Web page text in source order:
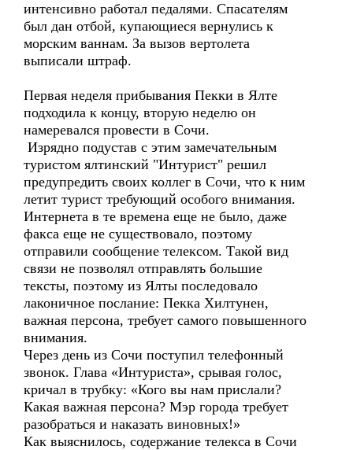
интенсивно работал педалями. Спасателям
был дан отбой, купающиеся вернулись к
морским ваннам. За вызов вертолета
выписали штраф.
Первая неделя прибывания Пекки в Ялте
подходила к концу, вторую неделю он
намеревался провести в Сочи.
Изрядно подустав с этим замечательным
туристом ялтинский "Интурист" решил
предупредить своих коллег в Сочи, что к ним
летит турист требующий особого внимания.
Интернета в те времена еще не было, даже
факса еще не существовало, поэтому
отправили сообщение телексом. Такой вид
связи не позволял отправлять большие
тексты, поэтому из Ялты последовало
лаконичное послание: Пекка Хилтунен,
важная персона, требует самого повышенного
внимания.
Через день из Сочи поступил телефонный
звонок. Глава «Интуриста», срывая голос,
кричал в трубку: «Кого вы нам прислали?
Какая важная персона? Мэр города требует
разобраться и наказать виновных!»
Как выяснилось, содержание телекса в Сочи